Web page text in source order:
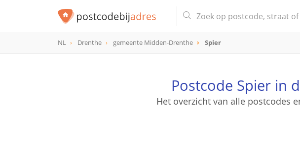
NL Drenthe gemeente Midden-Drenthe Spier
Postcode Spier in
Het overzicht van alle postcodes